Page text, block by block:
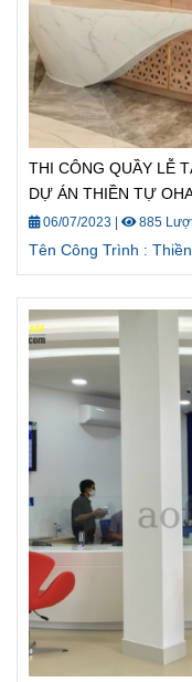
THI CÔNG QUẦY LỄ
DỰ ÁN THIỀN TỰ
06/07/2023 | 885
Tên Công Trình :